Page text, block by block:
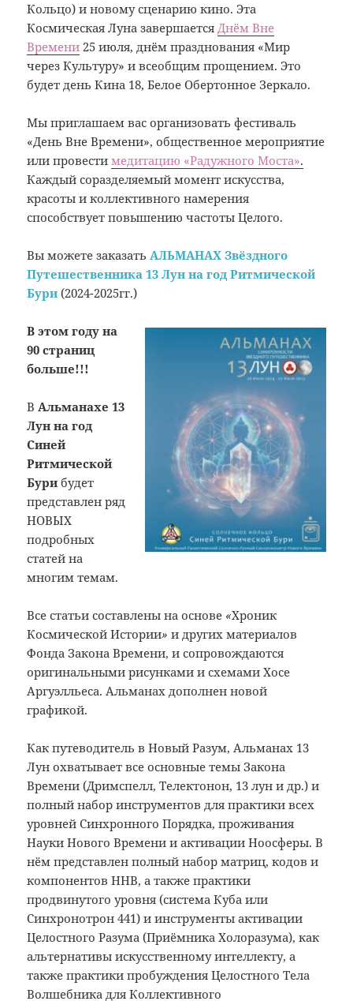
Кольцо) и новому сценарию кино. Эта
Космическая Луна завершаетсяДнём Вне
Времени 25 июля, днём празднования «Мир
через Культуру» и всеобщим прощением. Это
будет день Кина 18, Белое Обертонное Зеркало.
Мы приглашаем вас организовать фестиваль
«День Вне Времени», общественное мероприятие
или провестимедитацию «Радужного Моста».
Каждый соразделяемый момент искусства,
красоты и коллективного намерения
способствует повышению частоты Целого.
Вы можете заказатьАЛЬМАНАХ Звёздного
Путешественника 13 Лун на год Ритмической
Бури (2024-2025гг.)
В этом году на
90 страниц
больше!!!
ВАльманахе 13
Лун на год
Синей
Ритмической
Бури будет
представлен ряд
НОВЫХ
подробных
статей на
многим темам.
Все статьи составлены на основе «Хроник
Космической Истории» и других материалов
Фонда Закона Времени, и сопровождаются
оригинальными рисунками и схемами Хосе
Аргуэлльеса. Альманах дополнен новой
графикой.
Как путеводитель в Новый Разум, Альманах 13
Лун охватывает все основные темы Закона
Времени (Дримспелл, Телектонон, 13 лун и др.) и
полный набор инструментов для практики всех
уровней Синхронного Порядка, проживания
Науки Нового Времени и активации Ноосферы. В
нём представлен полный набор матриц, кодов и
компонентов ННВ, а также практики
продвинутого уровня (система Куба или
Синхронотрон 441) и инструменты активации
Целостного Разума (Приёмника Холоразума), как
альтернативы искусственному интеллекту, а
также практики пробуждения Целостного Тела
Волшебника для Коллективного